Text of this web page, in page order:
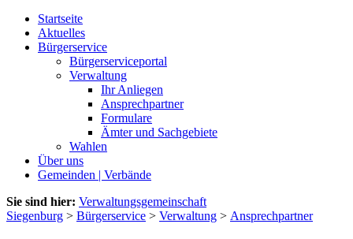
Startseite
Aktuelles
Bürgerservice
Bürgerserviceportal
Verwaltung
Ihr Anliegen
Ansprechpartner
Formulare
Ämter und Sachgebiete
Wahlen
Über uns
Gemeinden | Verbände
Sie sind hier: Verwaltungsgemeinschaft
Siegenburg > Bürgerservice > Verwaltung > Ansprechpartner